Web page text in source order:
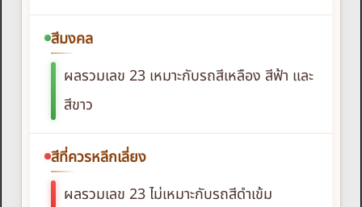
สีมงคล
ผลรวมเลข 23 เหมาะกับรถสีเหลือง สีฟ้า และ
สีขาว
สีที่ควรหลีกเลี่ยง
ผลรวมเลข 23 ไม่เหมาะกับรถสีดำเข้ม